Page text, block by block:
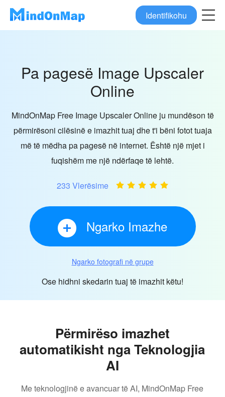
Identifikohu
Pa pagesë Image Upscaler
Online
MindOnMap Free Image Upscaler Online ju mundëson të
përmirësoni cilësinë e imazhit tuaj dhe t'i bëni fotot tuaja
më të mëdha pa pagesë në internet. Është një mjet i
fuqishëm me një ndërfaqe të lehtë.
233 Vlerësime
Ngarko Imazhe
Ngarko fotografi në grupe
Ose hidhni skedarin tuaj të imazhit këtu!
Përmirëso imazhet
automatikisht nga Teknologjia
AI
Me teknologjinë e avancuar të AI, MindOnMap Free